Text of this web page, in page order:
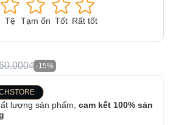
Tệ Tạm ổn Tốt Rất tốt
-15%
lượng sản phẩm, cam kết 100% sản